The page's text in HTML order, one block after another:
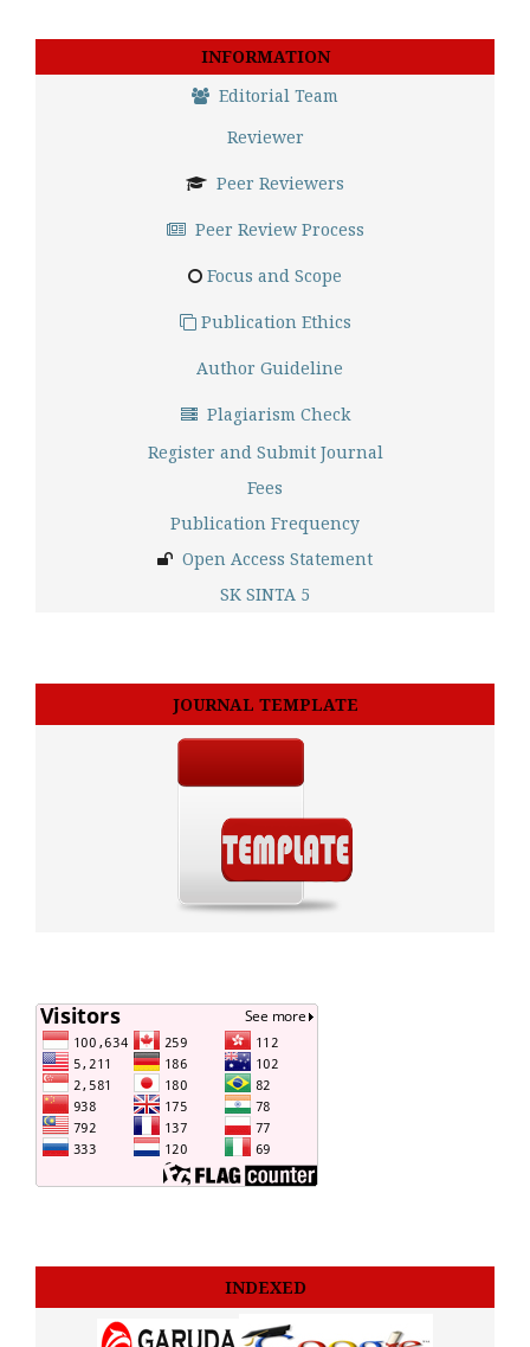
INFORMATION
Editorial Team
Reviewer
Peer Reviewers
Peer Review Process
Focus and Scope
Publication Ethics
Author Guideline
Plagiarism Check
Register and Submit Journal
Fees
Publication Frequency
Open Access Statement
SK SINTA 5
JOURNAL TEMPLATE
INDEXED